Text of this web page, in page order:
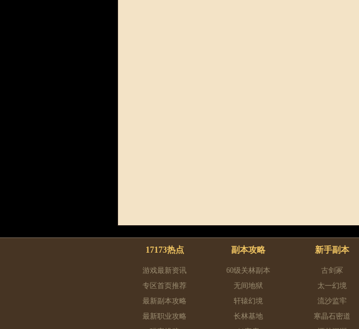
17173热点
游戏最新资讯
专区首页推荐
最新副本攻略
最新职业攻略
副本攻略
60级关林副本
无间地狱
轩辕幻境
长林基地
新手副本
古剑冢
太一幻境
流沙监牢
寒晶石密道